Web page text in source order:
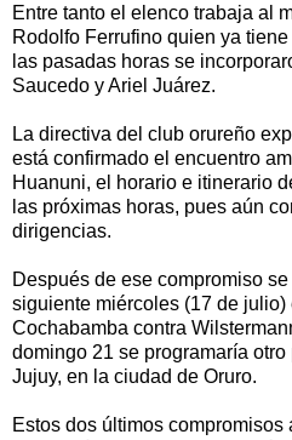
Entre tanto el elenco trabaja al
Rodolfo Ferrufino quien ya
las pasadas horas se
Saucedo y Ariel Juárez.
La directiva del club orureño
está confirmado el encuentro
Huanuni, el horario e itinerario
las próximas horas, pues aún
dirigencias.
Después de ese compromiso
siguiente miércoles (17 de julio)
Cochabamba contra
domingo 21 se programaría
Jujuy, en la ciudad de Oruro.
Estos dos últimos compromisos